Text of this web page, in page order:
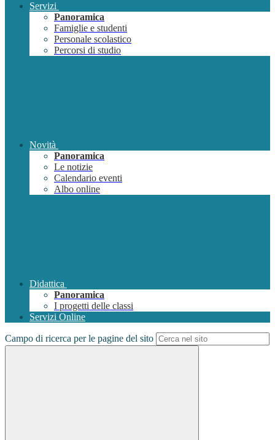
Servizi
Panoramica
Famiglie e studenti
Personale scolastico
Percorsi di studio
Novità
Panoramica
Le notizie
Calendario eventi
Albo online
Didattica
Panoramica
I progetti delle classi
Servizi Online
Campo di ricerca per le pagine del sito